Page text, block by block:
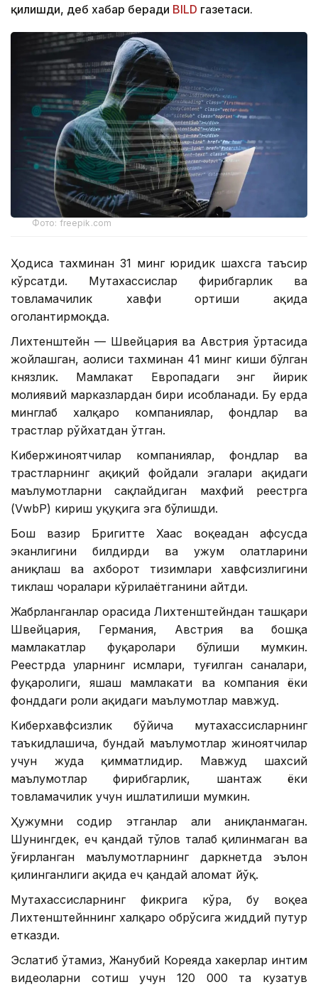
қилишди, деб хабар беради BILD газетаси.
Фото: freepik.com
Ҳодиса тахминан 31 минг юридик шахсга таъсир
кўрсатди. Мутахассислар фирибгарлик ва
товламачилик хавфи ортиши ҳақида
огоҳлантирмоқда.
Лихтенштейн — Швейцария ва Австрия ўртасида
жойлашган, аҳолиси тахминан 41 минг киши бўлган
князлик. Мамлакат Европадаги энг йирик
молиявий марказлардан бири ҳисобланади. Бу ерда
минглаб халқаро компаниялар, фондлар ва
трастлар рўйхатдан ўтган.
Кибержиноятчилар компаниялар, фондлар ва
трастларнинг ҳақиқий фойдали эгалари ҳақидаги
маълумотларни сақлайдиган махфий реестрга
(VwbP) кириш ҳуқуқига эга бўлишди.
Бош вазир Бригитте Хаас воқеадан афсусда
эканлигини билдирди ва ҳужум ҳолатларини
аниқлаш ва ахборот тизимлари хавфсизлигини
тиклаш чоралари кўрилаётганини айтди.
Жабрланганлар орасида Лихтенштейндан ташқари
Швейцария, Германия, Австрия ва бошқа
мамлакатлар фуқаролари бўлиши мумкин.
Реестрда уларнинг исмлари, туғилган саналари,
фуқаролиги, яшаш мамлакати ва компания ёки
фонддаги роли ҳақидаги маълумотлар мавжуд.
Киберхавфсизлик бўйича мутахассисларнинг
таъкидлашича, бундай маълумотлар жиноятчилар
учун жуда қимматлидир. Мавжуд шахсий
маълумотлар фирибгарлик, шантаж ёки
товламачилик учун ишлатилиши мумкин.
Ҳужумни содир этганлар ҳали аниқланмаган.
Шунингдек, ҳеч қандай тўлов талаб қилинмаган ва
ўғирланган маълумотларнинг даркнетда эълон
қилинганлиги ҳақида ҳеч қандай аломат йўқ.
Мутахассисларнинг фикрига кўра, бу воқеа
Лихтенштейннинг халқаро обрўсига жиддий путур
етказди.
Эслатиб ўтамиз, Жанубий Кореяда хакерлар интим
видеоларни сотиш учун 120 000 та кузатув